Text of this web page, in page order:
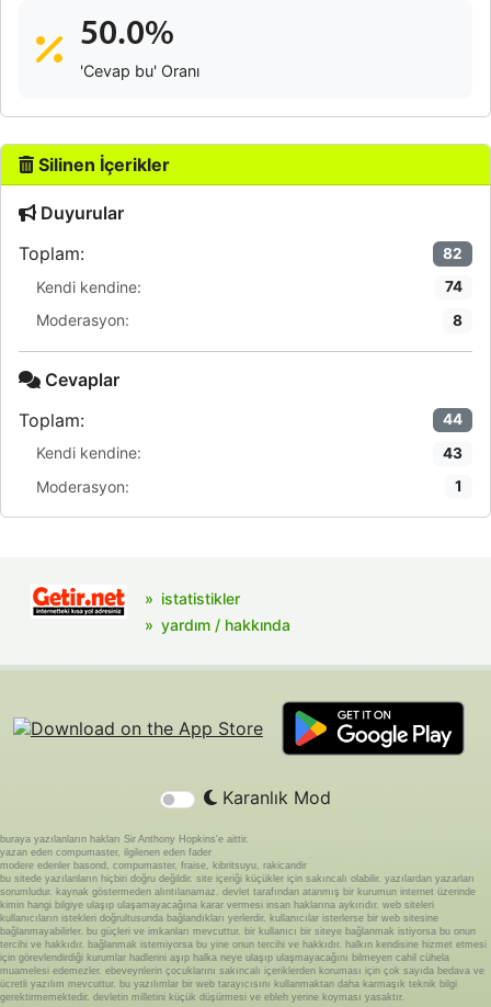
50.0%
'Cevap bu' Oranı
Silinen İçerikler
Duyurular
Toplam:
82
Kendi kendine: 74
Moderasyon: 8
Cevaplar
Toplam:
44
Kendi kendine: 43
Moderasyon: 1
istatistikler
yardım / hakkında
Karanlık Mod
buraya yazılanların hakları Sir Anthony Hopkins'e aittir.
yazan eden compumaster, ilgilenen eden fader
modere edenler basond, compumaster, fraise, kibritsuyu, rakicandir
bu sitede yazılanların hiçbiri doğru değildir. site içeriği küçükler için sakıncalı olabilir. yazılardan yazarları
sorumludur. kaynak göstermeden alıntılanamaz. devlet tarafından atanmış bir kurumun internet üzerinde
kimin hangi bilgiye ulaşıp ulaşamayacağına karar vermesi insan haklarına aykırıdır. web siteleri
kullanıcıların istekleri doğrultusunda bağlandıkları yerlerdir. kullanıcılar isterlerse bir web sitesine
bağlanmayabilirler. bu güçleri ve imkanları mevcuttur. bir kullanıcı bir siteye bağlanmak istiyorsa bu onun
tercihi ve hakkıdır. bağlanmak istemiyorsa bu yine onun tercihi ve hakkıdır. halkın kendisine hizmet etmesi
için görevlendirdiği kurumlar hadlerini aşıp halka neye ulaşıp ulaşmayacağını bilmeyen cahil cühela
muamelesi edemezler. ebeveynlerin çocuklarını sakıncalı içeriklerden koruması için çok sayıda bedava ve
ücretli yazılım mevcuttur. bu yazılımlar bir web tarayıcısını kullanmaktan daha karmaşık teknik bilgi
gerektirmemektedir. devletin milletini küçük düşürmesi ve ebleh yerine koyması yasaktır.